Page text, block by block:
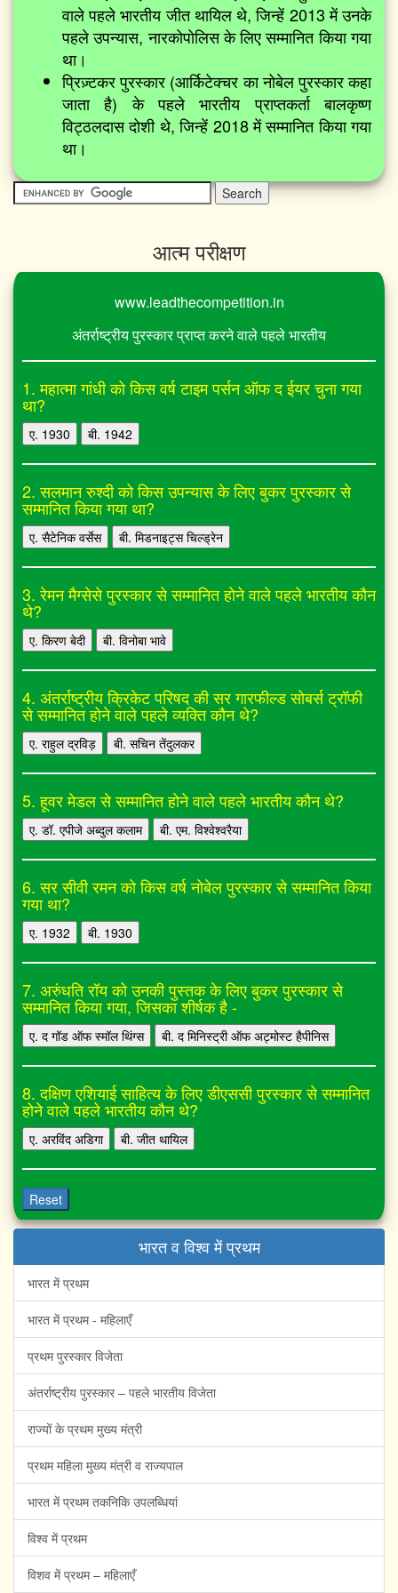
वाले पहले भारतीय जीत थायिल थे, जिन्हें 2013 में उनके
पहले उपन्यास, नारकोपोलिस के लिए सम्मानित किया गया
था।
प्रिज़्टकर पुरस्कार (आर्किटेक्चर का नोबेल पुरस्कार कहा
जाता है) के पहले भारतीय प्राप्तकर्ता बालकृष्ण
विट्ठलदास दोशी थे, जिन्हें 2018 में सम्मानित किया गया
था।
आत्म परीक्षण
www.leadthecompetition.in
अंतर्राष्ट्रीय पुरस्कार प्राप्त करने वाले पहले भारतीय
1. महात्मा गांधी को किस वर्ष टाइम पर्सन ऑफ द ईयर चुना गया
था?
ए. 1930 बी. 1942
2. सलमान रुश्दी को किस उपन्यास के लिए बुकर पुरस्कार से
सम्मानित किया गया था?
ए. सैटेनिक वर्सेस बी. मिडनाइट्स चिल्ड्रेन
3. रेमन मैग्सेसे पुरस्कार से सम्मानित होने वाले पहले भारतीय कौन
थे?
ए. किरण बेदी बी. विनोबा भावे
4. अंतर्राष्ट्रीय क्रिकेट परिषद की सर गारफील्ड सोबर्स ट्रॉफी
से सम्मानित होने वाले पहले व्यक्ति कौन थे?
ए. राहुल द्रविड़ बी. सचिन तेंदुलकर
5. हूवर मेडल से सम्मानित होने वाले पहले भारतीय कौन थे?
ए. डॉ. एपीजे अब्दुल कलाम बी. एम. विश्वेश्वरैया
6. सर सीवी रमन को किस वर्ष नोबेल पुरस्कार से सम्मानित किया
गया था?
ए. 1932 बी. 1930
7. अरुंधति रॉय को उनकी पुस्तक के लिए बुकर पुरस्कार से
सम्मानित किया गया, जिसका शीर्षक है -
ए. द गॉड ऑफ स्मॉल थिंग्स बी. द मिनिस्ट्री ऑफ अट्मोस्ट हैपीनिस
8. दक्षिण एशियाई साहित्य के लिए डीएससी पुरस्कार से सम्मानित
होने वाले पहले भारतीय कौन थे?
ए. अरविंद अडिगा बी. जीत थायिल
Reset
भारत व विश्व में प्रथम
भारत में प्रथम
भारत में प्रथम - महिलाएँ
प्रथम पुरस्कार विजेता
अंतर्राष्ट्रीय पुरस्कार – पहले भारतीय विजेता
राज्यों के प्रथम मुख्य मंत्री
प्रथम महिला मुख्य मंत्री व राज्यपाल
भारत में प्रथम तकनिकि उपलब्धियां
विश्व में प्रथम
विशव में प्रथम – महिलाएँ